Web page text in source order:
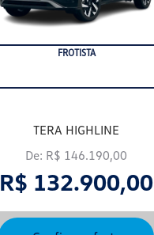
FROTISTA
TERA HIGHLINE
De: R$ 146.190,00
R$ 132.900,00